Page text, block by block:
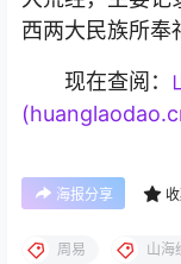
西两大民族所奉
现在查阅：
海报分享
周易 山海